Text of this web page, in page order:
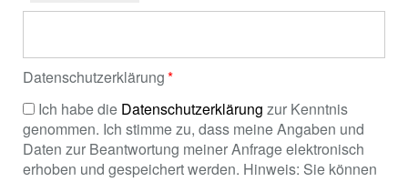
Datenschutzerklärung
Ich habe die Datenschutzerklärung zur Kenntnis
genommen. Ich stimme zu, dass meine Angaben und
Daten zur Beantwortung meiner Anfrage elektronisch
erhoben und gespeichert werden. Hinweis: Sie können